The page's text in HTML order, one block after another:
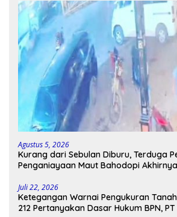
Agustus 5, 2026
Kurang dari Sebulan Diburu, Terduga
Penganiayaan Maut Bahodopi
Juli 22, 2026
Ketegangan Warnai Pengukuran
212 Pertanyakan Dasar Hukum BPN,